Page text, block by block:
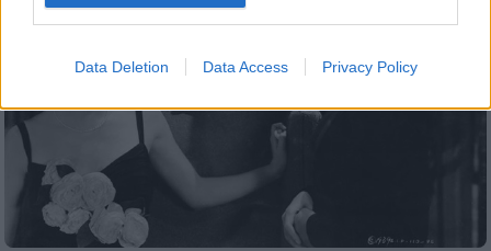
Data Deletion Data Access Privacy Policy